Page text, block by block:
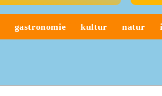
gastronomie kultur natur